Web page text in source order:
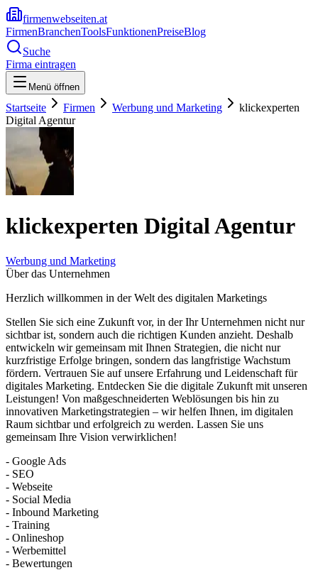
firmenwebseiten.at
FirmenBranchenToolsFunktionenPreiseBlog
Suche
Firma eintragen
Menü öffnen
Startseite Firmen Werbung und Marketing
klickexperten
Digital Agentur
klickexperten Digital Agentur
Werbung und Marketing
Über das Unternehmen
Herzlich willkommen in der Welt des digitalen Marketings
Stellen Sie sich eine Zukunft vor, in der Ihr Unternehmen nicht nur
sichtbar ist, sondern auch die richtigen Kunden anzieht. Deshalb
entwickeln wir gemeinsam mit Ihnen Strategien, die nicht nur
kurzfristige Erfolge bringen, sondern das langfristige Wachstum
fördern. Vertrauen Sie auf unsere Erfahrung und Leidenschaft für
digitales Marketing. Entdecken Sie die digitale Zukunft mit unseren
Leistungen! Von maßgeschneiderten Weblösungen bis hin zu
innovativen Marketingstrategien – wir helfen Ihnen, im digitalen
Raum sichtbar und erfolgreich zu werden. Lassen Sie uns
gemeinsam Ihre Vision verwirklichen!
- Google Ads
- SEO
- Webseite
- Social Media
- Inbound Marketing
- Training
- Onlineshop
- Werbemittel
- Bewertungen